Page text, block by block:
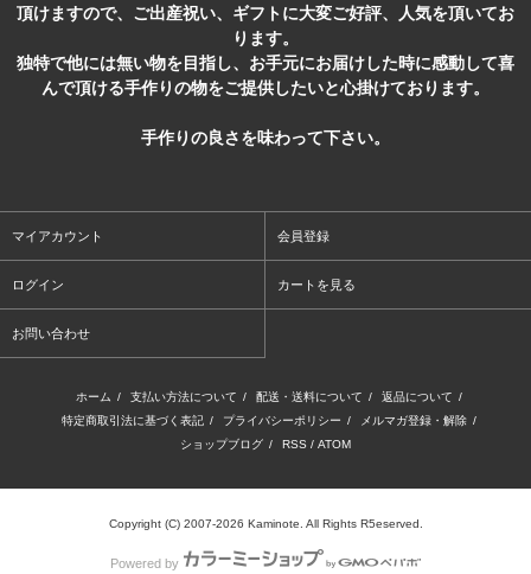
頂けますので、ご出産祝い、ギフトに大変ご好評、人気を頂いてお
ります。
独特で他には無い物を目指し、お手元にお届けした時に感動して喜
んで頂ける手作りの物をご提供したいと心掛けております。
手作りの良さを味わって下さい。
マイアカウント 会員登録
ログイン カートを見る
お問い合わせ
ホーム / 支払い方法について / 配送・送料について / 返品について /
特定商取引法に基づく表記 / プライバシーポリシー / メルマガ登録・解除 /
ショップブログ / RSS / ATOM
Copyright (C) 2007-2026 Kaminote. All Rights R5eserved.
Powered by